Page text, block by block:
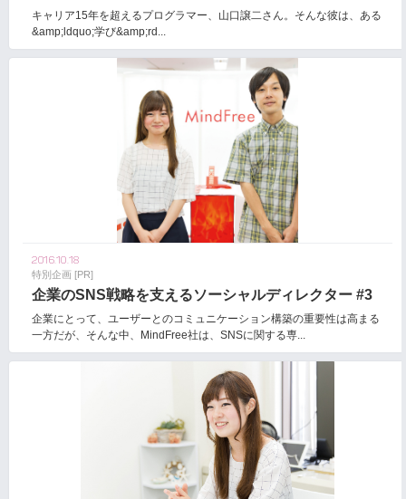
キャリア15年を超えるプログラマー、山口譲二さん。そんな彼は、ある
&amp;ldquo;学び&amp;rd...
2016.10.18
特別企画 [PR]
企業のSNS戦略を支えるソーシャルディレクター #3
企業にとって、ユーザーとのコミュニケーション構築の重要性は高まる
一方だが、そんな中、MindFree社は、SNSに関する専...